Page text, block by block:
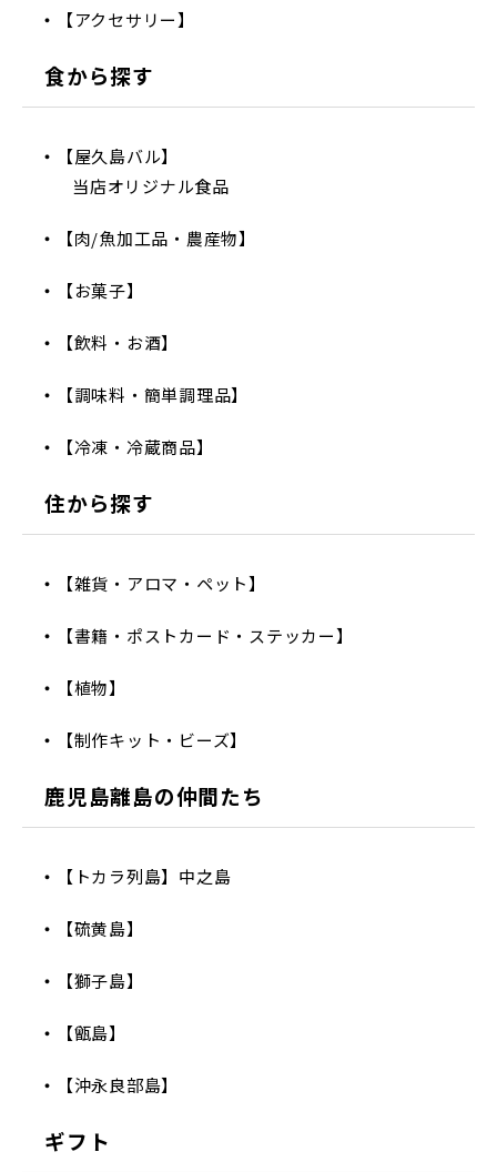
【アクセサリー】
食から探す
【屋久島バル】
当店オリジナル食品
【肉/魚加工品・農産物】
【お菓子】
【飲料・お酒】
【調味料・簡単調理品】
【冷凍・冷蔵商品】
住から探す
【雑貨・アロマ・ペット】
【書籍・ポストカード・ステッカー】
【植物】
【制作キット・ビーズ】
鹿児島離島の仲間たち
【トカラ列島】中之島
【硫黄島】
【獅子島】
【甑島】
【沖永良部島】
ギフト